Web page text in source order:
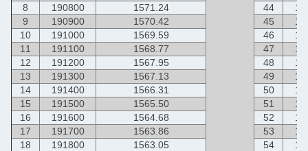
8
190800 1571.24 44
9
190900 1570.42 45
10
191000 1569.59 46
11
191100 1568.77 47
12
191200 1567.95 48
13
191300 1567.13 49
14
191400 1566.31 50
15
191500 1565.50 51
16
191600 1564.68 52
17
191700 1563.86 53
18
191800 1563.05 54